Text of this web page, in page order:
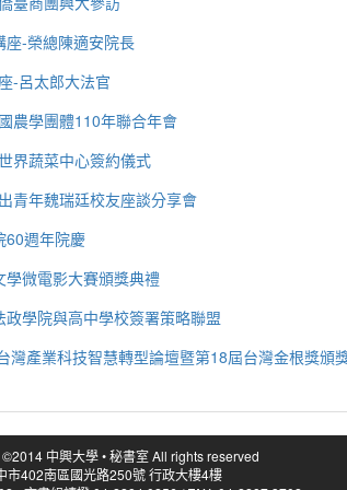
-榮總陳適安院長
-呂太郎大法官
農學團體110年聯合年會
界蔬菜中心簽約儀式
青年魏瑞廷校友座談分享會
60週年院慶
微電影大賽頒獎典禮
學院與高中學校簽署策略聯盟
灣產業科技智慧轉型論壇暨第18屆台灣金根獎頒
中興大學 • 秘書室 All rights reserved
市402南區國光路250號 行政大樓4樓